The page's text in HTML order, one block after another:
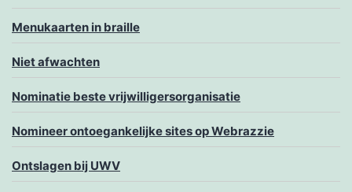
Menukaarten in braille
Niet afwachten
Nominatie beste vrijwilligersorganisatie
Nomineer ontoegankelijke sites op Webrazzie
Ontslagen bij UWV